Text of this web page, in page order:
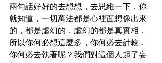
兩句話好好的去想想，去思維一下，你
就知道，一切萬法都是心裡面想像出來
的，都是虛幻的，虛幻的都是真實相，
所以你何必想這麼多，你何必去計較，
你何必去執著呢？我們對這個人起了妄